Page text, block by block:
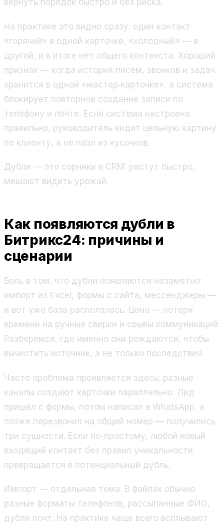
вернуть порядок быстро и без риска.
На практике это видно сразу: один контакт
«горячий» в одной карточке, «холодный» — в
другой, и в итоге нет общего контекста. Хороший
признак — когда история писем, звонков и задач
хранится в одной «мастер‑карточке», а система
блокирует повторное создание записи по
телефону и почте. Если система настроена
правильно, руководитель видит цельную картину
по клиенту, а не пазл из кусочков.
Дубли — это сорняки в CRM: растут быстро,
мешают видеть урожай.
Как появляются дубли в
Битрикс24: причины и
сценарии
Боль в том, что дубли появляются незаметно:
импорт из Excel, формы с сайта, мессенджеры —
и вот уже база расползлась. Цена — потеря
времени на ручные сверки и срывы коммуникаций.
Разберёмся, где именно они рождаются, чтобы
вычистить источник, а не только последствия.
Часто проблема проявляется здесь: разные
каналы создают карточки параллельно. Лид
пришёл с формы, потом написал в WhatsApp, а
позже перезвонил на общий номер — получились
три сущности. Если по-простому, любой новый
входящий контакт без правил уникальности
превращается в потенциальный дубль.
Импорт — отдельная тема. В файлах обычно
разные форматы телефонов, рассыпанные ФИО,
дубли почт. На практике чаще всего всплывают